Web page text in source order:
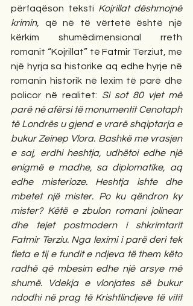
përfaqëson teksti Kojrillat dëshmojnë
krimin, që në të vërtetë është një
kërkim shumëdimensional rreth
romanit “Kojrillat” të Fatmir Terziut, me
një hyrja sa historike aq edhe hyrje në
romanin historik në lexim të parë dhe
policor në realitet: Si sot 80 vjet më
parë në afërsi të monumentit Cenotaph
të Londrës u gjend e vrarë shqiptarja e
bukur Zeinep Vlora. Bashkë me vrasjen
e saj, erdhi heshtja, udhëtoi edhe një
enigmë e madhe, sa diplomatike, aq
edhe misterioze. Heshtja ishte dhe
mbetet një mister. Po ku qëndron ky
mister? Këtë e zbulon romani jolinear
dhe tejet postmodern i shkrimtarit
Fatmir Terziu. Nga leximi i parë deri tek
fleta e tij e fundit e ndjeva të them këto
radhë që mbesim edhe një arsye më
shumë. Vdekja e vlonjates së bukur
ndodhi në prag të Krishtlindjeve të vitit